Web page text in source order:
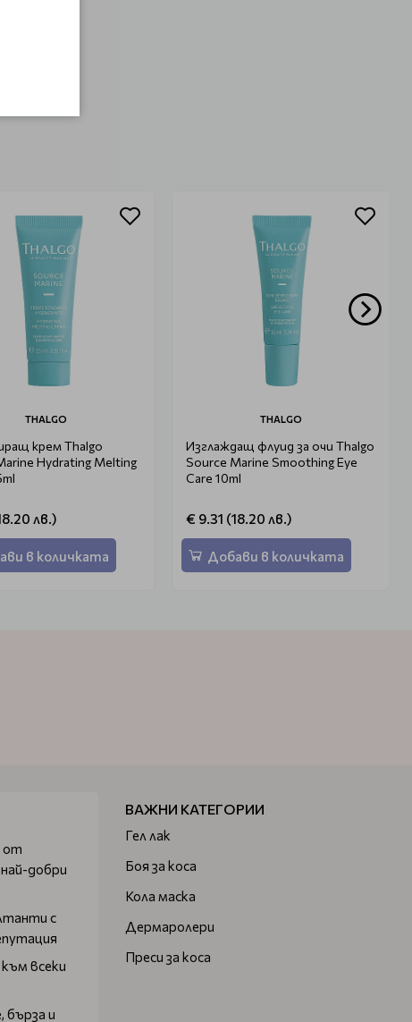
THALGO
крем Thalgo
Hydrating Melting
лв.)
в количката
THALGO
Изглаждащ флуид за очи Thalgo
Source Marine Smoothing Eye
Care 10ml
€ 9.31 (18.20 лв.)
Добави в количката
от
добри
с
всеки
бърза и
ВАЖНИ КАТЕГОРИИ
Гел лак
Боя за коса
Кола маска
Дермаролери
Преси за коса